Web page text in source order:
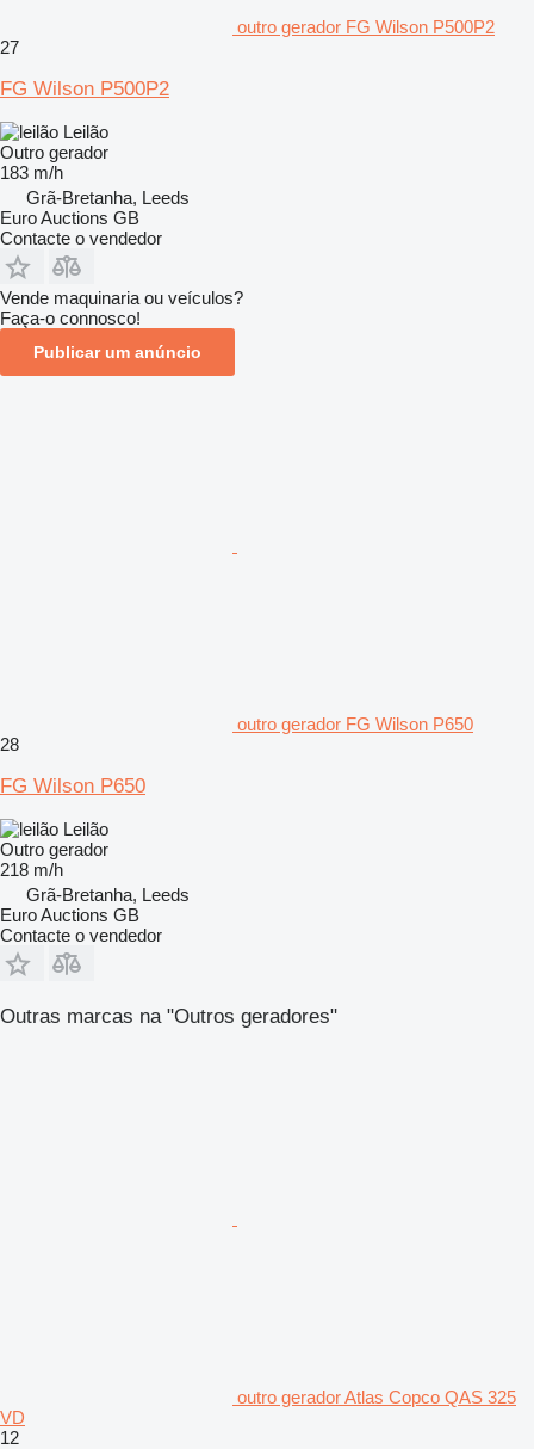
outro gerador FG Wilson P500P2
27
FG Wilson P500P2
Leilão
Outro gerador
183 m/h
Grã-Bretanha, Leeds
Euro Auctions GB
Contacte o vendedor
Vende maquinaria ou veículos?
Faça-o connosco!
Publicar um anúncio
outro gerador FG Wilson P650
28
FG Wilson P650
Leilão
Outro gerador
218 m/h
Grã-Bretanha, Leeds
Euro Auctions GB
Contacte o vendedor
Outras marcas na "Outros geradores"
outro gerador Atlas Copco QAS 325
VD
12